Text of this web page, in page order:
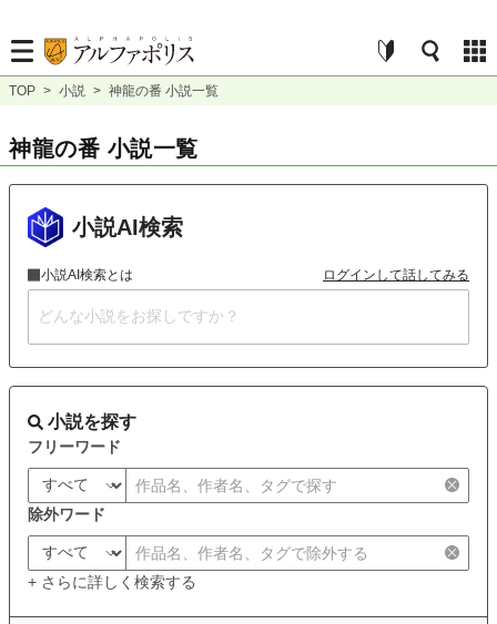
TOP > 小説 > 神龍の番 小説一覧
神龍の番 小説一覧
小説AI検索
小説AI検索とは ログインして話してみる
小説を探す
フリーワード
除外ワード
+ さらに詳しく検索する